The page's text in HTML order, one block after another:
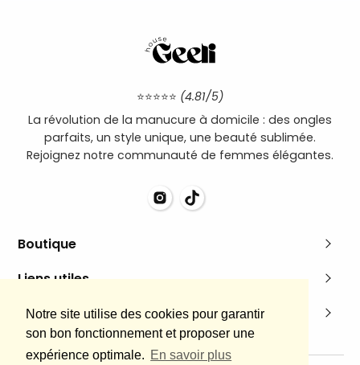
Notre site utilise des cookies pour garantir
son bon fonctionnement et proposer une
expérience optimale. En savoir plus
⭐⭐⭐⭐⭐ (4.81/5)
La révolution de la manucure à domicile : des ongles
parfaits, un style unique, une beauté sublimée.
Rejoignez notre communauté de femmes élégantes.
Boutique
Pack découverte
Liens utiles
À propos
Compte client
Faire un retour
Mentions légales
Mentions Légales
FR | EUR €